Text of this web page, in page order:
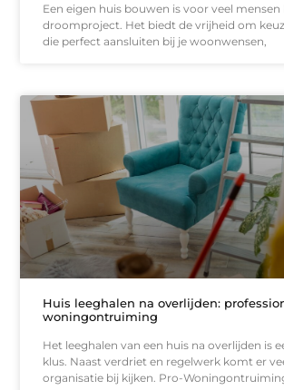
Een eigen huis bouwen is voor veel
droomproject. Het biedt de vrijheid om
die perfect aansluiten bij je woonwensen,
Huis leeghalen na overlijden:
woningontruiming
Het leeghalen van een huis na overlijden is
klus. Naast verdriet en regelwerk komt er
organisatie bij kijken. Pro-